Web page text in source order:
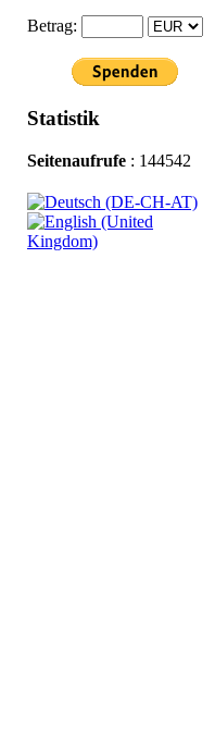
Betrag:
Statistik
Seitenaufrufe : 144542